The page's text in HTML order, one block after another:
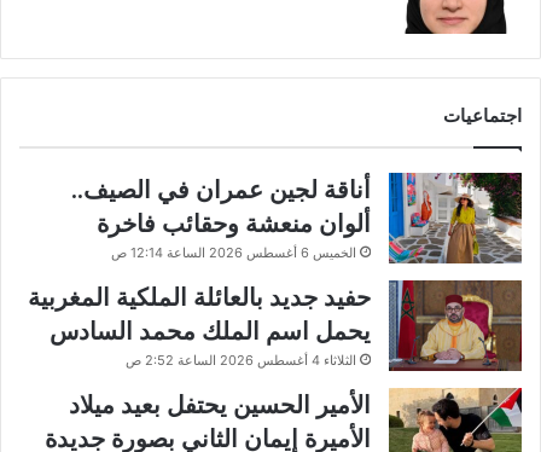
اجتماعيات
أناقة لجين عمران في الصيف..
ألوان منعشة وحقائب فاخرة
الخميس 6 أغسطس 2026 الساعة 12:14 ص
حفيد جديد بالعائلة الملكية المغربية
يحمل اسم الملك محمد السادس
الثلاثاء 4 أغسطس 2026 الساعة 2:52 ص
الأمير الحسين يحتفل بعيد ميلاد
الأميرة إيمان الثاني بصورة جديدة